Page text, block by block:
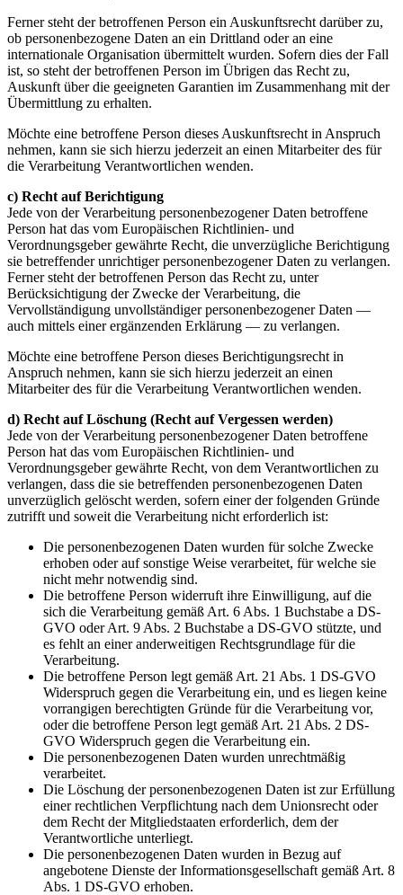
Ferner steht der betroffenen Person ein Auskunftsrecht darüber zu,
ob personenbezogene Daten an ein Drittland oder an eine
internationale Organisation übermittelt wurden. Sofern dies der Fall
ist, so steht der betroffenen Person im Übrigen das Recht zu,
Auskunft über die geeigneten Garantien im Zusammenhang mit der
Übermittlung zu erhalten.
Möchte eine betroffene Person dieses Auskunftsrecht in Anspruch
nehmen, kann sie sich hierzu jederzeit an einen Mitarbeiter des für
die Verarbeitung Verantwortlichen wenden.
c) Recht auf Berichtigung
Jede von der Verarbeitung personenbezogener Daten betroffene
Person hat das vom Europäischen Richtlinien- und
Verordnungsgeber gewährte Recht, die unverzügliche Berichtigung
sie betreffender unrichtiger personenbezogener Daten zu verlangen.
Ferner steht der betroffenen Person das Recht zu, unter
Berücksichtigung der Zwecke der Verarbeitung, die
Vervollständigung unvollständiger personenbezogener Daten —
auch mittels einer ergänzenden Erklärung — zu verlangen.
Möchte eine betroffene Person dieses Berichtigungsrecht in
Anspruch nehmen, kann sie sich hierzu jederzeit an einen
Mitarbeiter des für die Verarbeitung Verantwortlichen wenden.
d) Recht auf Löschung (Recht auf Vergessen werden)
Jede von der Verarbeitung personenbezogener Daten betroffene
Person hat das vom Europäischen Richtlinien- und
Verordnungsgeber gewährte Recht, von dem Verantwortlichen zu
verlangen, dass die sie betreffenden personenbezogenen Daten
unverzüglich gelöscht werden, sofern einer der folgenden Gründe
zutrifft und soweit die Verarbeitung nicht erforderlich ist:
Die personenbezogenen Daten wurden für solche Zwecke
erhoben oder auf sonstige Weise verarbeitet, für welche sie
nicht mehr notwendig sind.
Die betroffene Person widerruft ihre Einwilligung, auf die
sich die Verarbeitung gemäß Art. 6 Abs. 1 Buchstabe a DS-
GVO oder Art. 9 Abs. 2 Buchstabe a DS-GVO stützte, und
es fehlt an einer anderweitigen Rechtsgrundlage für die
Verarbeitung.
Die betroffene Person legt gemäß Art. 21 Abs. 1 DS-GVO
Widerspruch gegen die Verarbeitung ein, und es liegen keine
vorrangigen berechtigten Gründe für die Verarbeitung vor,
oder die betroffene Person legt gemäß Art. 21 Abs. 2 DS-
GVO Widerspruch gegen die Verarbeitung ein.
Die personenbezogenen Daten wurden unrechtmäßig
verarbeitet.
Die Löschung der personenbezogenen Daten ist zur Erfüllung
einer rechtlichen Verpflichtung nach dem Unionsrecht oder
dem Recht der Mitgliedstaaten erforderlich, dem der
Verantwortliche unterliegt.
Die personenbezogenen Daten wurden in Bezug auf
angebotene Dienste der Informationsgesellschaft gemäß Art. 8
Abs. 1 DS-GVO erhoben.